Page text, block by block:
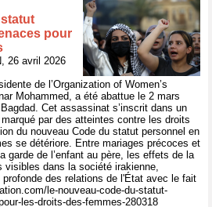
pour
26 avril 2026
de l’Organization of Women’s
Mohammed, a été abattue le 2 mars
Cet assassinat s’inscrit dans un
par des atteintes contre les droits
du nouveau Code du statut personnel en
se détériore. Entre mariages précoces et
garde de l’enfant au père, les effets de la
visibles dans la société irakienne,
des relations de l'État avec le fait
le-nouveau-code-du-statut-
les-droits-des-femmes-280318